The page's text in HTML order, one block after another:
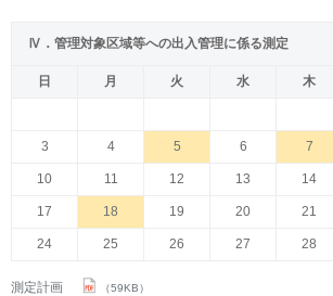
Ⅳ．管理対象区域等への出入管理に係る測定
日 月 火 水 木
3 4 5 6 7
10 11 12 13 14
17 18 19 20 21
24 25 26 27 28
測定計画 （59KB）